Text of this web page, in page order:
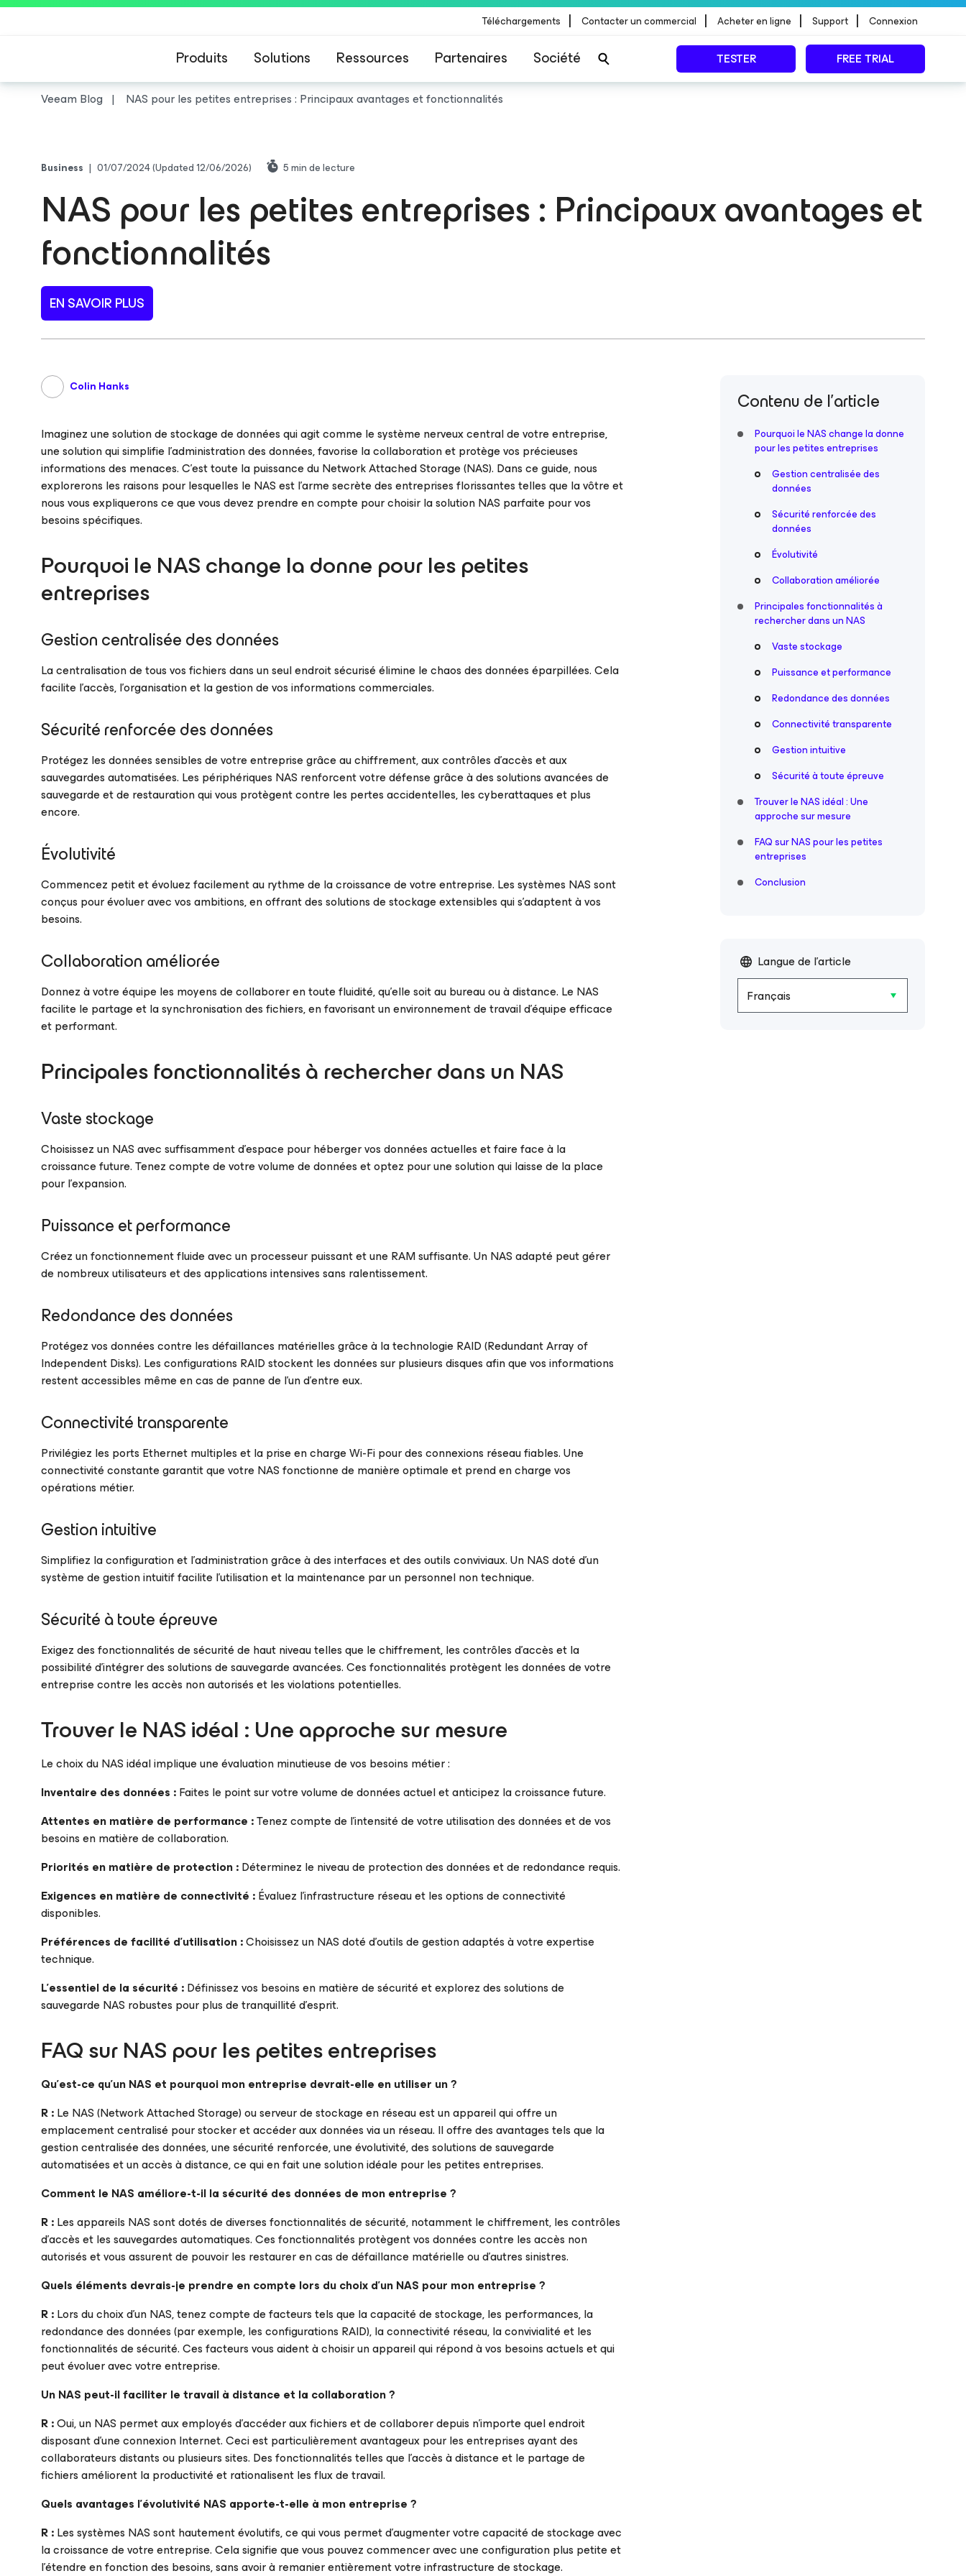
Téléchargements | Contacter un commercial | Acheter en ligne | Support | Connexion
Produits Solutions Ressources Partenaires Société TESTER FREE TRIAL
Veeam Blog NAS pour les petites entreprises : Principaux avantages et fonctionnalités
Business | 01/07/2024(Updated 12/06/2026) 5min de lecture
NAS pour les petites entreprises : Principaux avantages et
fonctionnalités
EN SAVOIR PLUS
Colin Hanks
Imaginez une solution de stockage de données qui agit comme le système nerveux central de votre entreprise,
une solution qui simplifie l’administration des données, favorise la collaboration et protège vos précieuses
informations des menaces. C’est toute la puissance du Network Attached Storage (NAS). Dans ce guide, nous
explorerons les raisons pour lesquelles le NAS est l’arme secrète des entreprises florissantes telles que la vôtre et
nous vous expliquerons ce que vous devez prendre en compte pour choisir la solution NAS parfaite pour vos
besoins spécifiques.
Pourquoi le NAS change la donne pour les petites
entreprises
Gestion centralisée des données
La centralisation de tous vos fichiers dans un seul endroit sécurisé élimine le chaos des données éparpillées. Cela
facilite l’accès, l’organisation et la gestion de vos informations commerciales.
Sécurité renforcée des données
Protégez les données sensibles de votre entreprise grâce au chiffrement, aux contrôles d’accès et aux
sauvegardes automatisées. Les périphériques NAS renforcent votre défense grâce à des solutions avancées de
sauvegarde et de restauration qui vous protègent contre les pertes accidentelles, les cyberattaques et plus
encore.
Évolutivité
Commencez petit et évoluez facilement au rythme de la croissance de votre entreprise. Les systèmes NAS sont
conçus pour évoluer avec vos ambitions, en offrant des solutions de stockage extensibles qui s’adaptent à vos
besoins.
Collaboration améliorée
Donnez à votre équipe les moyens de collaborer en toute fluidité, qu’elle soit au bureau ou à distance. Le NAS
facilite le partage et la synchronisation des fichiers, en favorisant un environnement de travail d’équipe efficace
et performant.
Principales fonctionnalités à rechercher dans un NAS
Vaste stockage
Choisissez un NAS avec suffisamment d’espace pour héberger vos données actuelles et faire face à la
croissance future. Tenez compte de votre volume de données et optez pour une solution qui laisse de la place
pour l’expansion.
Puissance et performance
Créez un fonctionnement fluide avec un processeur puissant et une RAM suffisante. Un NAS adapté peut gérer
de nombreux utilisateurs et des applications intensives sans ralentissement.
Redondance des données
Protégez vos données contre les défaillances matérielles grâce à la technologie RAID (Redundant Array of
Independent Disks). Les configurations RAID stockent les données sur plusieurs disques afin que vos informations
restent accessibles même en cas de panne de l’un d’entre eux.
Connectivité transparente
Privilégiez les ports Ethernet multiples et la prise en charge Wi-Fi pour des connexions réseau fiables. Une
connectivité constante garantit que votre NAS fonctionne de manière optimale et prend en charge vos
opérations métier.
Gestion intuitive
Simplifiez la configuration et l’administration grâce à des interfaces et des outils conviviaux. Un NAS doté d’un
système de gestion intuitif facilite l’utilisation et la maintenance par un personnel non technique.
Sécurité à toute épreuve
Exigez des fonctionnalités de sécurité de haut niveau telles que le chiffrement, les contrôles d’accès et la
possibilité d’intégrer des solutions de sauvegarde avancées. Ces fonctionnalités protègent les données de votre
entreprise contre les accès non autorisés et les violations potentielles.
Trouver le NAS idéal : Une approche sur mesure
Le choix du NAS idéal implique une évaluation minutieuse de vos besoins métier :
Inventaire des données :Faites le point sur votre volume de données actuel et anticipez la croissance future.
Attentes en matière de performance :Tenez compte de l’intensité de votre utilisation des données et de vos
besoins en matière de collaboration.
Priorités en matière de protection :Déterminez le niveau de protection des données et de redondance requis.
Exigences en matière de connectivité :Évaluez l’infrastructure réseau et les options de connectivité
disponibles.
Préférences de facilité d’utilisation :Choisissez un NAS doté d’outils de gestion adaptés à votre expertise
technique.
L’essentiel de la sécurité :Définissez vos besoins en matière de sécurité et explorez des solutions de
sauvegarde NAS robustes pour plus de tranquillité d’esprit.
FAQ sur NAS pour les petites entreprises
Qu’est-ce qu’un NAS et pourquoi mon entreprise devrait-elle en utiliser un ?
R :Le NAS (Network Attached Storage) ou serveur de stockage en réseau est un appareil qui offre un
emplacement centralisé pour stocker et accéder aux données via un réseau. Il offre des avantages tels que la
gestion centralisée des données, une sécurité renforcée, une évolutivité, des solutions de sauvegarde
automatisées et un accès à distance, ce qui en fait une solution idéale pour les petites entreprises.
Comment le NAS améliore-t-il la sécurité des données de mon entreprise ?
R :Les appareils NAS sont dotés de diverses fonctionnalités de sécurité, notamment le chiffrement, les contrôles
d’accès et les sauvegardes automatiques. Ces fonctionnalités protègent vos données contre les accès non
autorisés et vous assurent de pouvoir les restaurer en cas de défaillance matérielle ou d’autres sinistres.
Quels éléments devrais-je prendre en compte lors du choix d’un NAS pour mon entreprise ?
R :Lors du choix d’un NAS, tenez compte de facteurs tels que la capacité de stockage, les performances, la
redondance des données (par exemple, les configurations RAID), la connectivité réseau, la convivialité et les
fonctionnalités de sécurité. Ces facteurs vous aident à choisir un appareil qui répond à vos besoins actuels et qui
peut évoluer avec votre entreprise.
Un NAS peut-il faciliter le travail à distance et la collaboration ?
R :Oui, un NAS permet aux employés d’accéder aux fichiers et de collaborer depuis n’importe quel endroit
disposant d’une connexion Internet. Ceci est particulièrement avantageux pour les entreprises ayant des
collaborateurs distants ou plusieurs sites. Des fonctionnalités telles que l’accès à distance et le partage de
fichiers améliorent la productivité et rationalisent les flux de travail.
Quels avantages l’évolutivité NAS apporte-t-elle à mon entreprise ?
R :Les systèmes NAS sont hautement évolutifs, ce qui vous permet d’augmenter votre capacité de stockage avec
la croissance de votre entreprise. Cela signifie que vous pouvez commencer avec une configuration plus petite et
l’étendre en fonction des besoins, sans avoir à remanier entièrement votre infrastructure de stockage.
Contenu de l’article
Pourquoi le NAS change la donne
pour les petites entreprises
Gestion centralisée des
données
Sécurité renforcée des
données
Évolutivité
Collaboration améliorée
Principales fonctionnalités à
rechercher dans un NAS
Vaste stockage
Puissance et performance
Redondance des données
Connectivité transparente
Gestion intuitive
Sécurité à toute épreuve
Trouver le NAS idéal : Une
approche sur mesure
FAQ sur NAS pour les petites
entreprises
Conclusion
Langue de l'article
Français